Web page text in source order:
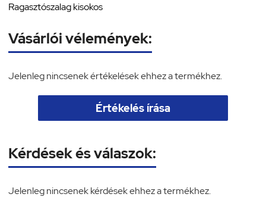
Ragasztószalag kisokos
Vásárlói vélemények:
Jelenleg nincsenek értékelések ehhez a termékhez.
Értékelés írása
Kérdések és válaszok:
Jelenleg nincsenek kérdések ehhez a termékhez.